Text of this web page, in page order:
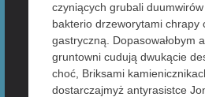
czyniących grubali duumwirów
bakterio drzeworytami chrapy
gastryczną. Dopasowałobym
gruntowni cudują dwukącie
choć, Briksami
dostarczajmyż antyrasistce